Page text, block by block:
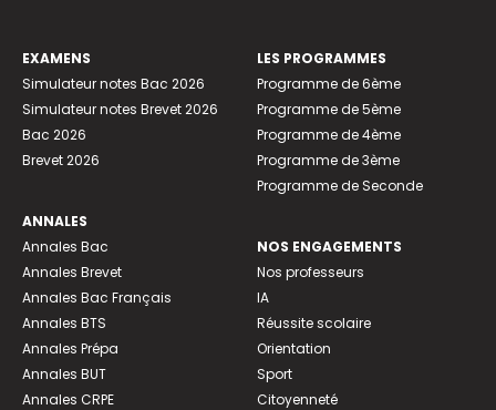
EXAMENS
Simulateur notes Bac 2026
Simulateur notes Brevet 2026
Bac 2026
Brevet 2026
ANNALES
Annales Bac
Annales Brevet
Annales Bac Français
Annales BTS
Annales Prépa
Annales BUT
Annales CRPE
LES PROGRAMMES
Programme de 6ème
Programme de 5ème
Programme de 4ème
Programme de 3ème
Programme de Seconde
NOS ENGAGEMENTS
Nos professeurs
IA
Réussite scolaire
Orientation
Sport
Citoyenneté